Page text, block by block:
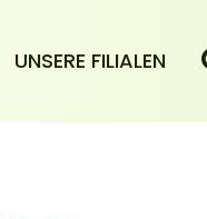
UNSERE FILIALEN